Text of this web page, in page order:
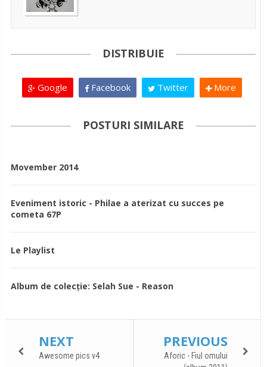
DISTRIBUIE
Google Facebook Twitter More
POSTURI SIMILARE
Movember 2014
Eveniment istoric - Philae a aterizat cu succes pe
cometa 67P
Le Playlist
Album de colecție: Selah Sue - Reason
NEXT
Awesome pics v4
PREVIOUS
Aforic - Fiul omului